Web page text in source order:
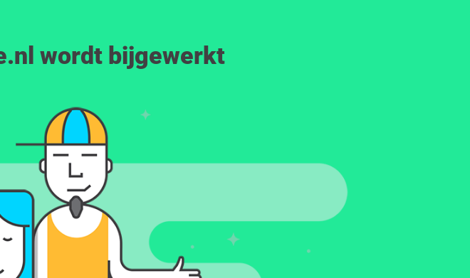
wordt bijgewerkt